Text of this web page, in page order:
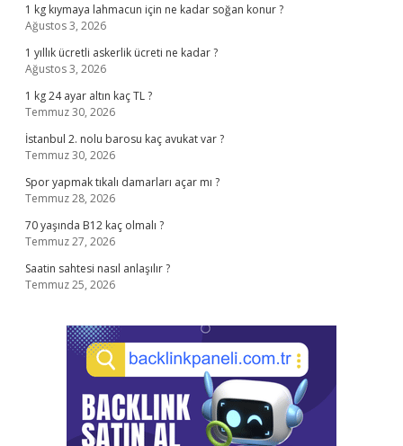
1 kg kıymaya lahmacun için ne kadar soğan konur ?
Ağustos 3, 2026
1 yıllık ücretli askerlik ücreti ne kadar ?
Ağustos 3, 2026
1 kg 24 ayar altın kaç TL ?
Temmuz 30, 2026
İstanbul 2. nolu barosu kaç avukat var ?
Temmuz 30, 2026
Spor yapmak tıkalı damarları açar mı ?
Temmuz 28, 2026
70 yaşında B12 kaç olmalı ?
Temmuz 27, 2026
Saatin sahtesi nasıl anlaşılır ?
Temmuz 25, 2026